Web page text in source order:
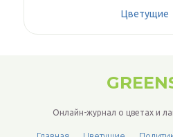
Цветущие
Онлайн-журнал о цветах и